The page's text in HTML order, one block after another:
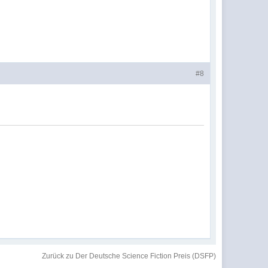
#8
Zurück zu Der Deutsche Science Fiction Preis (DSFP)